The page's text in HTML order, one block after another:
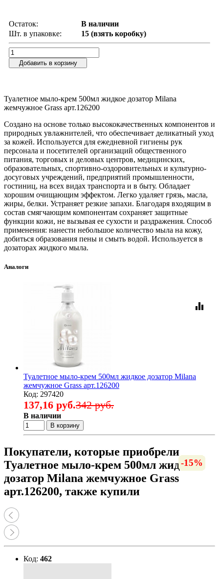
Остаток:
В наличии
Шт. в упаковке:
15 (взять коробку)
Добавить в корзину
Туалетное мыло-крем 500мл жидкое дозатор Milana
жемчужное Grass арт.126200
Создано на основе только высококачественных компонентов и
природных увлажнителей, что обеспечивает деликатный уход
за кожей. Используется для ежедневной гигиены рук
персонала и посетителей организаций общественного
питания, торговых и деловых центров, медицинских,
образовательных, спортивно-оздоровительных и культурно-
досуговых учреждений, предприятий промышленности,
гостиниц, на всех видах транспорта и в быту. Обладает
хорошим очищающим эффектом. Легко удаляет грязь, масла,
жиры, белки. Устраняет резкие запахи. Благодаря входящим в
состав смягчающим компонентам сохраняет защитные
функции кожи, не вызывая ее сухости и раздражения. Способ
применения: нанести небольшое количество мыла на кожу,
добиться образования пены и смыть водой. Используется в
дозаторах жидкого мыла.
Аналоги
equalizer
Туалетное мыло-крем 500мл жидкое дозатор Milana
жемчужное Grass арт.126200
Код: 297420
137,16 руб.342 руб.
В наличии
В корзину
Покупатели, которые приобрели
Туалетное мыло-крем 500мл жидкое
дозатор Milana жемчужное Grass
арт.126200, также купили
Код: 462
-54%
-49%
-54%
-51%
-11%
-11%
-42%
-9%
-47%
-18%
-6%
-54%
-15%